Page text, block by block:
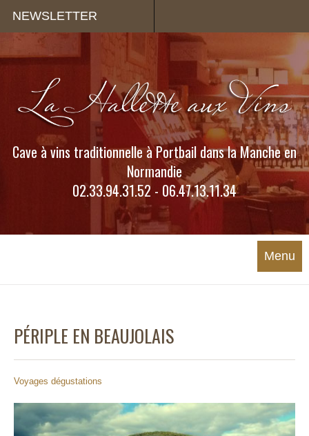
NEWSLETTER
Cave à vins traditionnelle à Portbail dans la Manche en
Normandie
02.33.94.31.52 - 06.47.13.11.34
Menu
PÉRIPLE EN BEAUJOLAIS
Voyages dégustations
Panneau de gestion des cookies